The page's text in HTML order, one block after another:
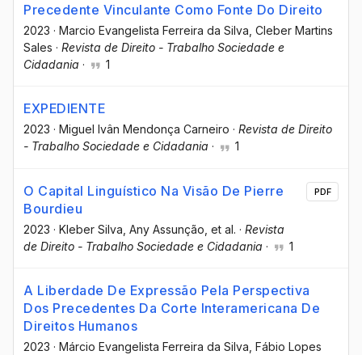
Precedente Vinculante Como Fonte Do Direito
2023 · Marcio Evangelista Ferreira da Silva , Cleber Martins
Sales · Revista de Direito - Trabalho Sociedade e
Cidadania · 1
EXPEDIENTE
2023 · Miguel Ivân Mendonça Carneiro · Revista de Direito
- Trabalho Sociedade e Cidadania · 1
O Capital Linguístico Na Visão De Pierre
Bourdieu
2023 · Kleber Silva , Any Assunção , et al. · Revista
de Direito - Trabalho Sociedade e Cidadania · 1
PDF
A Liberdade De Expressão Pela Perspectiva
Dos Precedentes Da Corte Interamericana De
Direitos Humanos
2023 · Márcio Evangelista Ferreira da Silva , Fábio Lopes